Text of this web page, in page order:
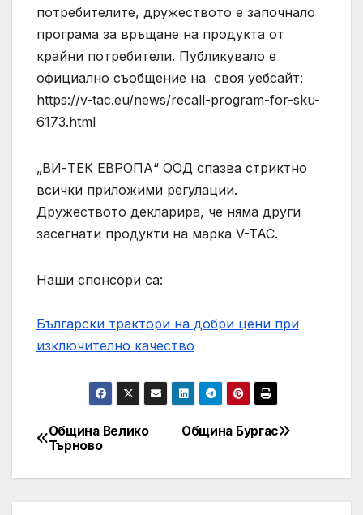
потребителите, дружеството е започнало
програма за връщане на продукта от
крайни потребители. Публикувало е
официално съобщение на своя уебсайт:
https://v-tac.eu/news/recall-program-for-sku-
6173.html
„ВИ-ТЕК ЕВРОПА“ ООД спазва стриктно
всички приложими регулации.
Дружеството декларира, че няма други
засегнати продукти на марка V-TAC.
Наши спонсори са:
Български трактори на добри цени при
изключително качество
Post
navigation
Община Бургас
Община Велико
Търново